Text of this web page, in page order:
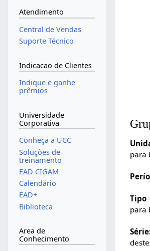
para
Tipo
para
Atendimento
Central de Vendas
Suporte Técnico
Indicacao de Clientes
Indique e ganhe
prêmios
Universidade
Corporativa
Conheça a UCC
Soluções de
treinamento
EAD CIGAM
Calendário
EAD+
Biblioteca
Area de
Conhecimento